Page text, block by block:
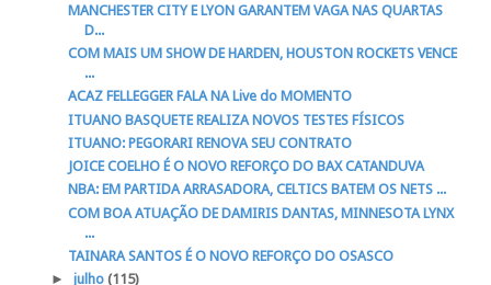
MANCHESTER CITY E LYON GARANTEM VAGA NAS QUARTAS
D...
COM MAIS UM SHOW DE HARDEN, HOUSTON ROCKETS VENCE
...
ACAZ FELLEGGER FALA NA Live do MOMENTO
ITUANO BASQUETE REALIZA NOVOS TESTES FÍSICOS
ITUANO: PEGORARI RENOVA SEU CONTRATO
JOICE COELHO É O NOVO REFORÇO DO BAX CATANDUVA
NBA: EM PARTIDA ARRASADORA, CELTICS BATEM OS NETS ...
COM BOA ATUAÇÃO DE DAMIRIS DANTAS, MINNESOTA LYNX
...
TAINARA SANTOS É O NOVO REFORÇO DO OSASCO
► julho (115)